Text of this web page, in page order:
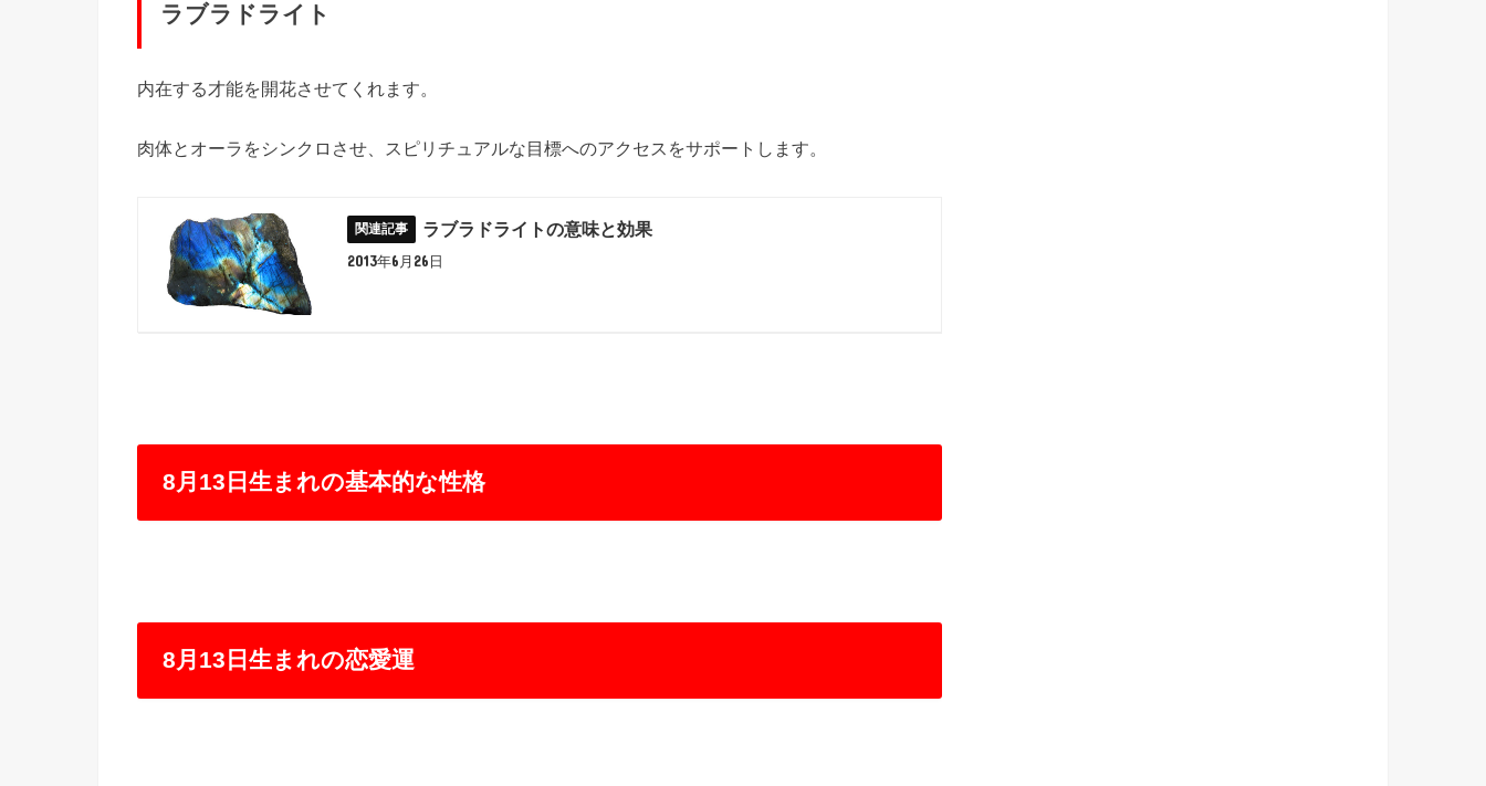
ラブラドライト
内在する才能を開花させてくれます。
肉体とオーラをシンクロさせ、スピリチュアルな目標へのアクセスをサポートします。
ラブラドライトの意味と効果
2013年6月26日
8月13日生まれの基本的な性格
8月13日生まれの恋愛運